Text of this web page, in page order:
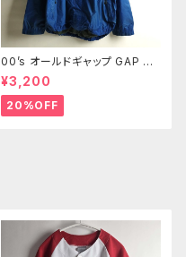
00’s オールドギャップ GAP リ
ップストップナイロンジャケット
メッシュライナー XL m0718-2
3
¥3,200
20%OFF